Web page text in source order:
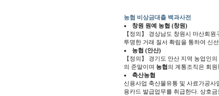
농협 비상금대출 백과사전
창원 원예농협 (창원)
【정의】 경상남도 창원시 마산회
투명한 거래 질서 확립을 통하여 신
농협 (안산)
【정의】 경기도 안산 지역 농업인
의 준말이며농협의 계통조직은 회원
축산농협
신용사업 축산물유통 및 사료가공
용카드 발급업무를 취급한다. 상호